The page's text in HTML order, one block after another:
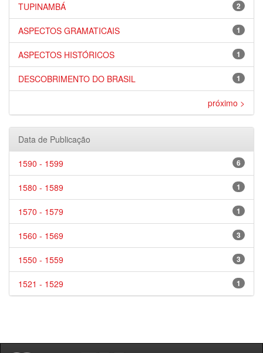
2
TUPINAMBÁ
1
ASPECTOS GRAMATICAIS
1
ASPECTOS HISTÓRICOS
1
DESCOBRIMENTO DO BRASIL
próximo >
Data de Publicação
6
1590 - 1599
1
1580 - 1589
1
1570 - 1579
3
1560 - 1569
3
1550 - 1559
1
1521 - 1529